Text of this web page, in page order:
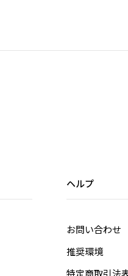
・デビットカードなどのデポジ
ら配送される時まで「口座よりご
デビットカードは、カードの特
き落としが行われます。また、サ
引き落としが発生する可能性がご
本来の請求金額に加えて、さらに
ヘルプ
お問い合わせ
推奨環境